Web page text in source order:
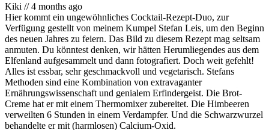
Kiki // 4 months ago
Hier kommt ein ungewöhnliches Cocktail-Rezept-Duo, zur
Verfügung gestellt von meinem Kumpel Stefan Leis, um den Beginn
des neuen Jahres zu feiern. Das Bild zu diesem Rezept mag seltsam
anmuten. Du könntest denken, wir hätten Herumliegendes aus dem
Elfenland aufgesammelt und dann fotografiert. Doch weit gefehlt!
Alles ist essbar, sehr geschmackvoll und vegetarisch. Stefans
Methoden sind eine Kombination von extravaganter
Ernährungswissenschaft und genialem Erfindergeist. Die Brot-
Creme hat er mit einem Thermomixer zubereitet. Die Himbeeren
verweilten 6 Stunden in einem Verdampfer. Und die Schwarzwurzel
behandelte er mit (harmlosen) Calcium-Oxid.